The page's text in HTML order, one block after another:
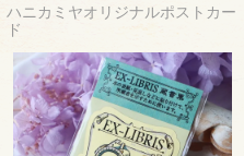
ハニカミヤオリジナルポストカー
ド